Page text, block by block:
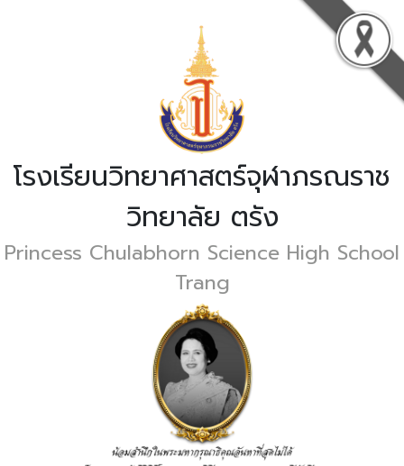
โรงเรียนวิทยาศาสตร์จุฬาภรณราช
วิทยาลัย ตรัง
Princess Chulabhorn Science High School
Trang